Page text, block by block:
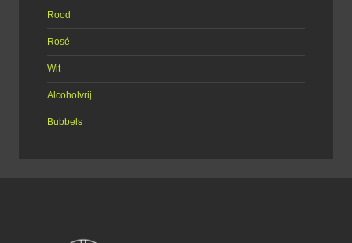
Rood
Rosé
Wit
Alcoholvrij
Bubbels